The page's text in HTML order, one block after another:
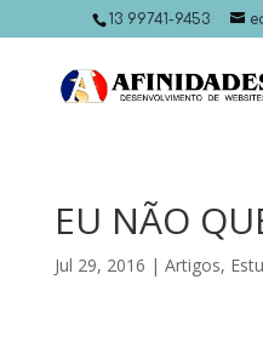
13 99741-9453
EU NÃO
Jul 29, 2016 | Artigos,